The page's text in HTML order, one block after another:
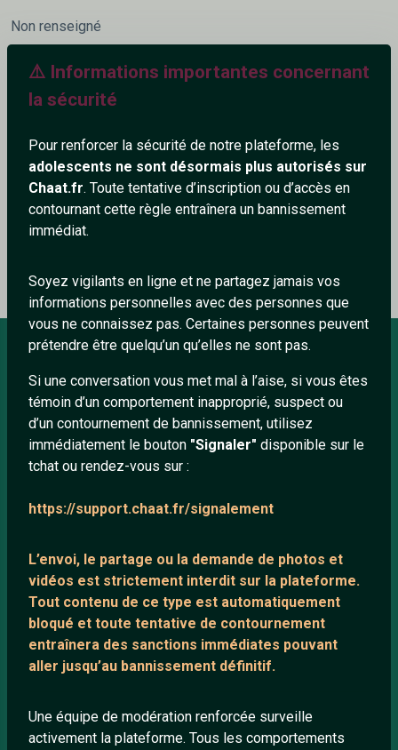
⚠️ Informations importantes concernant
la sécurité
Pour renforcer la sécurité de notre plateforme, les
adolescents ne sont désormais plus autorisés sur
Chaat.fr. Toute tentative d’inscription ou d’accès en
contournant cette règle entraînera un bannissement
immédiat.
Soyez vigilants en ligne et ne partagez jamais vos
informations personnelles avec des personnes que
vous ne connaissez pas. Certaines personnes peuvent
prétendre être quelqu’un qu’elles ne sont pas.
Si une conversation vous met mal à l’aise, si vous êtes
témoin d’un comportement inapproprié, suspect ou
d’un contournement de bannissement, utilisez
immédiatement le bouton "Signaler" disponible sur le
tchat ou rendez-vous sur :
https://support.chaat.fr/signalement
L’envoi, le partage ou la demande de photos et
vidéos est strictement interdit sur la plateforme.
Tout contenu de ce type est automatiquement
bloqué et toute tentative de contournement
entraînera des sanctions immédiates pouvant
aller jusqu’au bannissement définitif.
Une équipe de modération renforcée surveille
activement la plateforme. Tous les comportements
Non renseigné
550+
Ajouter un commentaire (0) Tchatter
Le profil n'a pas encore de commentaire.
À PROPOS
Conditions générales
À propos
Mentions légales
Protection mineurs
Blog
Salons de discussion
Communauté
Playlists YouTube
Nous contacter